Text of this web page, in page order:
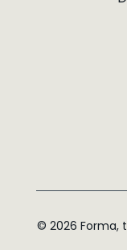
© 2026 Forma,